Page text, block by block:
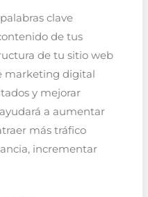
clave
de tus
de tu sitio web
marketing digital
y mejorar
a aumentar
más tráfico
incrementar